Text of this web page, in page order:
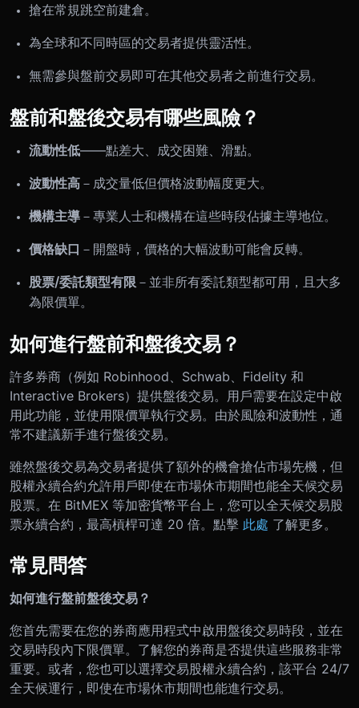
搶在常規跳空前建倉。
為全球和不同時區的交易者提供靈活性。
無需參與盤前交易即可在其他交易者之前進行交易。
盤前和盤後交易有哪些風險？
流動性低——點差大、成交困難、滑點。
波動性高 －成交量低但價格波動幅度更大。
機構主導 －專業人士和機構在這些時段佔據主導地位。
價格缺口 －開盤時，價格的大幅波動可能會反轉。
股票/委託類型有限 －並非所有委託類型都可用，且大多
為限價單。
如何進行盤前和盤後交易？
許多券商（例如 Robinhood、Schwab、Fidelity 和
Interactive Brokers）提供盤後交易。用戶需要在設定中啟
用此功能，並使用限價單執行交易。由於風險和波動性，通
常不建議新手進行盤後交易。
雖然盤後交易為交易者提供了額外的機會搶佔市場先機，但
股權永續合約允許用戶即使在市場休市期間也能全天候交易
股票。在 BitMEX 等加密貨幣平台上，您可以全天候交易股
票永續合約，最高槓桿可達 20 倍。點擊 此處 了解更多。
常見問答
如何進行盤前盤後交易？
您首先需要在您的券商應用程式中啟用盤後交易時段，並在
交易時段內下限價單。了解您的券商是否提供這些服務非常
重要。或者，您也可以選擇交易股權永續合約，該平台 24/7
全天候運行，即使在市場休市期間也能進行交易。